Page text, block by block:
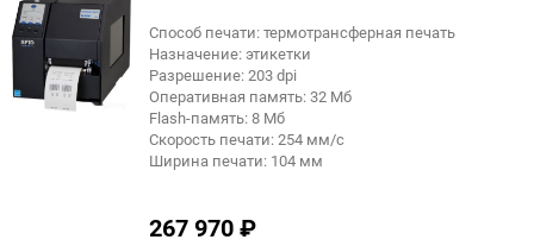
Способ печати: термотрансферная печать
Назначение: этикетки
Разрешение: 203 dpi
Оперативная память: 32 Мб
Flash-память: 8 Мб
Скорость печати: 254 мм/с
Ширина печати: 104 мм
267 970₽